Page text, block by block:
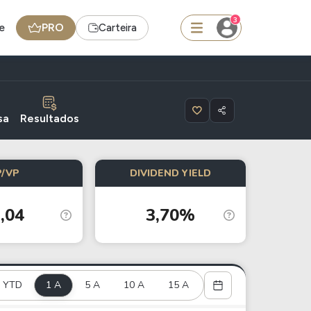
PRO Carteira
3
FII
- BNB
Radar do Dividendo Inteligente
Carteiras Recomendadas
Resultados
VP DIVIDEND YIELD
3,70%
YTD 1 A 5 A 10 A 15 A